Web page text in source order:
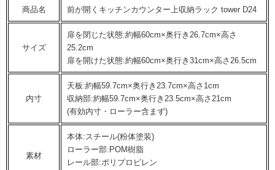
商品名 前が開くキッチンカウンター上収納ラック tower D24
サイズ
扉を閉じた状態:約幅60cm×奥行き26.7cm×高さ
25.2cm
扉を開けた状態:約幅60cm×奥行き31cm×高さ26.5cm
内寸
天板:約幅59.7cm×奥行き23.7cm×高さ1cm
収納部:約幅59.7cm×奥行き23.5cm×高さ21cm
(有効内寸・ローラー含まず)
素材
本体:スチール(粉体塗装)
ローラー部:POM樹脂
レール部:ポリプロピレン